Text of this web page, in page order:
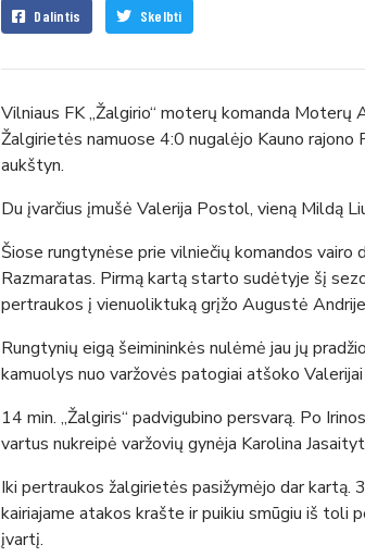
Dalintis Skelbti
Vilniaus FK „Žalgirio“ moterų komanda Moterų
Žalgirietės namuose 4:0 nugalėjo Kauno
aukštyn.
Du įvarčius įmušė Valerija Postol, vieną Mildą
Šiose rungtynėse prie vilniečių komandos vairo
Razmaratas. Pirmą kartą starto sudėtyje šį
pertraukos į vienuoliktuką grįžo Augustė
Rungtynių eigą šeimininkės nulėmė jau jų
kamuolys nuo varžovės patogiai atšoko
14 min. „Žalgiris“ padvigubino persvarą. Po
vartus nukreipė varžovių gynėja Karolina
Iki pertraukos žalgirietės pasižymėjo dar kartą.
kairiajame atakos krašte ir puikiu smūgiu iš toli
įvartį.